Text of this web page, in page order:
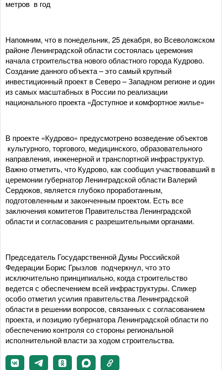
метров в год
Напомним, что в понедельник, 25 декабря, во Всеволожском
районе Ленинградской области состоялась церемония
начала строительства нового областного города Кудрово.
Создание данного объекта – это самый крупный
инвестиционный проект в Северо – Западном регионе и один
из самых масштабных в России по реализации
национального проекта «Доступное и комфортное жилье»
В проекте «Кудрово» предусмотрено возведение объектов
культурного, торгового, медицинского, образовательного
направления, инженерной и транспортной инфраструктур.
Важно отметить, что Кудрово, как сообщил участвовавший в
церемонии губернатор Ленинградской области Валерий
Сердюков, является глубоко проработанным,
подготовленным и законченным проектом. Есть все
заключения комитетов Правительства Ленинградской
области и согласования с разрешительными органами.
Председатель Государственной Думы Российской
Федерации Борис Грызлов подчеркнул, что это
исключительно принципиально, когда строительство
ведется с обеспечением всей инфраструктуры. Спикер
особо отметил усилия правительства Ленинградской
области в решении вопросов, связанных с согласованием
проекта, и позицию губернатора Ленинградской области по
обеспечению контроля со стороны региональной
исполнительной власти за ходом строительства.